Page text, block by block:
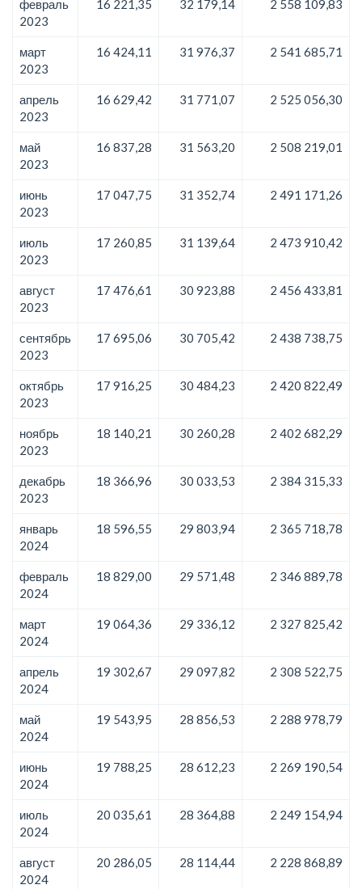
февраль
2023
16 221,35 32 179,14 2 558 109,83
март
2023
16 424,11 31 976,37 2 541 685,71
апрель
2023
16 629,42 31 771,07 2 525 056,30
май
2023
16 837,28 31 563,20 2 508 219,01
июнь
2023
17 047,75 31 352,74 2 491 171,26
июль
2023
17 260,85 31 139,64 2 473 910,42
август
2023
17 476,61 30 923,88 2 456 433,81
сентябрь
2023
17 695,06 30 705,42 2 438 738,75
октябрь
2023
17 916,25 30 484,23 2 420 822,49
ноябрь
2023
18 140,21 30 260,28 2 402 682,29
декабрь
2023
18 366,96 30 033,53 2 384 315,33
январь
2024
18 596,55 29 803,94 2 365 718,78
февраль
2024
18 829,00 29 571,48 2 346 889,78
март
2024
19 064,36 29 336,12 2 327 825,42
апрель
2024
19 302,67 29 097,82 2 308 522,75
май
2024
19 543,95 28 856,53 2 288 978,79
июнь
2024
19 788,25 28 612,23 2 269 190,54
июль
2024
20 035,61 28 364,88 2 249 154,94
август
2024
20 286,05 28 114,44 2 228 868,89